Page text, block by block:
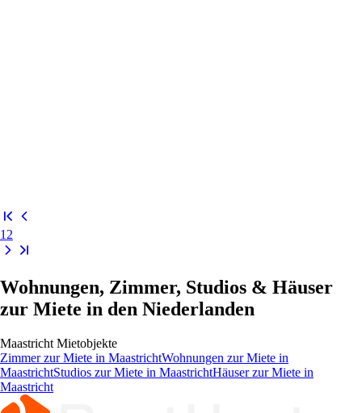
1 2
Wohnungen, Zimmer, Studios & Häuser
zur Miete in den Niederlanden
Maastricht Mietobjekte
Zimmer zur Miete in MaastrichtWohnungen zur Miete in
MaastrichtStudios zur Miete in MaastrichtHäuser zur Miete in
Maastricht